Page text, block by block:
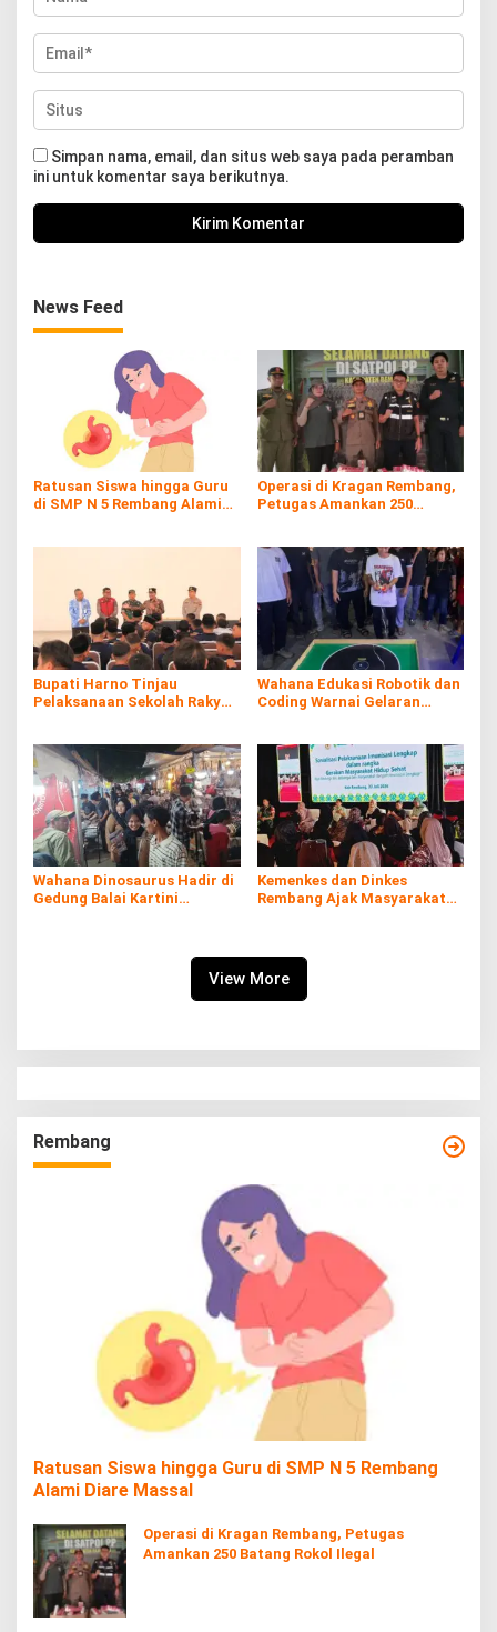
Simpan nama, email, dan situs web saya pada peramban
ini untuk komentar saya berikutnya.
News Feed
Ratusan Siswa hingga Guru
di SMP N 5 Rembang Alami
Operasi di Kragan Rembang,
Petugas Amankan 250
Bupati Harno Tinjau
Pelaksanaan Sekolah Rakyat
Wahana Edukasi Robotik dan
Coding Warnai Gelaran
Wahana Dinosaurus Hadir di
Gedung Balai Kartini
Kemenkes dan Dinkes
Rembang Ajak Masyarakat
View More
Rembang
Ratusan Siswa hingga Guru di SMP N 5 Rembang
Alami Diare Massal
Operasi di Kragan Rembang, Petugas
Amankan 250 Batang Rokol Ilegal